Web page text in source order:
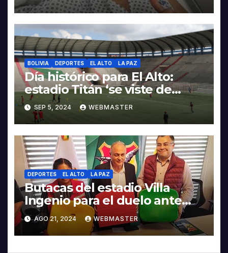
Aquiles
BOLIVIA DEPORTES EL ALTO LA PAZ
Día histórico para El Alto:
estadio Titán ‘se viste de
esmoquin’ para eliminatorias
SEP 5, 2024 WEBMASTER
DEPORTES EL ALTO LA PAZ
Butacas del estadio Villa
Ingenio para el duelo ante
Venezuela serán descartables
AGO 21, 2024 WEBMASTER